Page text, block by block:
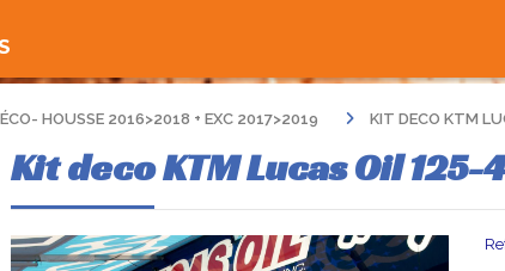
HOUSSE 2016>2018 + EXC 2017>2019 KIT DECO KTM
Kit deco KTM Lucas Oil